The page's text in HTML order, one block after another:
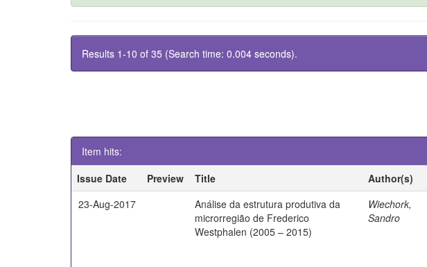
Results 1-10 of 35 (Search time: 0.004 seconds).
Item hits:
Issue Date
Preview Title Author(s)
23-Aug-2017
Análise da estrutura produtiva da
microrregião de Frederico
Westphalen (2005 – 2015)
Wiechork,
Sandro